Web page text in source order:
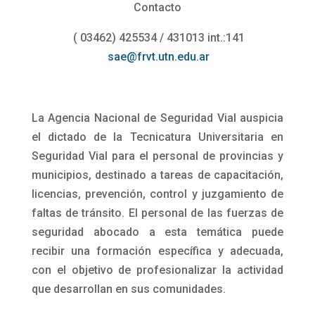
Contacto
( 03462) 425534 / 431013 int.:141
sae@frvt.utn.edu.ar
La Agencia Nacional de Seguridad Vial auspicia
el dictado de la Tecnicatura Universitaria en
Seguridad Vial para el personal de provincias y
municipios, destinado a tareas de capacitación,
licencias, prevención, control y juzgamiento de
faltas de tránsito. El personal de las fuerzas de
seguridad abocado a esta temática puede
recibir una formación específica y adecuada,
con el objetivo de profesionalizar la actividad
que desarrollan en sus comunidades.